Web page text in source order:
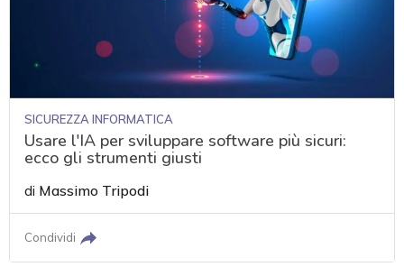
SICUREZZA INFORMATICA
Usare l'IA per sviluppare software più sicuri:
ecco gli strumenti giusti
di Massimo Tripodi
Condividi